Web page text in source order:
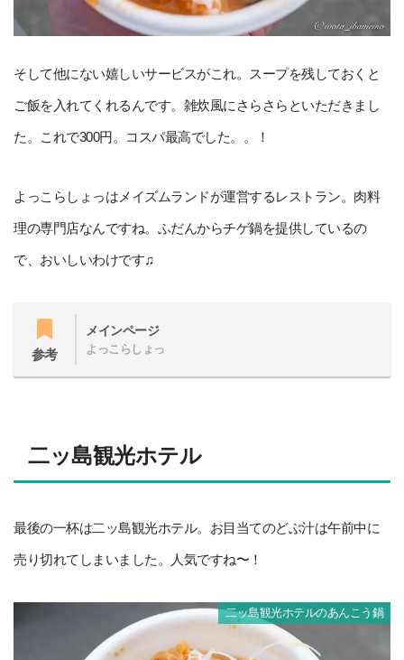
そして他にない嬉しいサービスがこれ。スープを残しておくと
ご飯を入れてくれるんです。雑炊風にさらさらといただきまし
た。これで300円。コスパ最高でした。。！
よっこらしょっはメイズムランドが運営するレストラン。肉料
理の専門店なんですね。ふだんからチゲ鍋を提供しているの
で、おいしいわけです♫
参考
メインページ
よっこらしょっ
二ッ島観光ホテル
最後の一杯は二ッ島観光ホテル。お目当てのどぶ汁は午前中に
売り切れてしまいました。人気ですね〜！
二ッ島観光ホテルのあんこう鍋